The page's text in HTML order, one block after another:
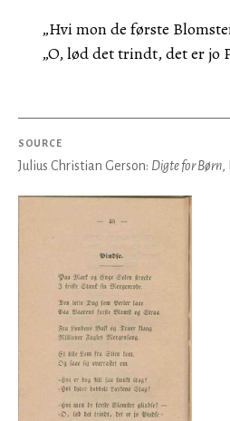
„Hvi mon de første
„O, lød det trindt, det er jo
SOURCE
Julius Christian Gerson: Digte for Børn,